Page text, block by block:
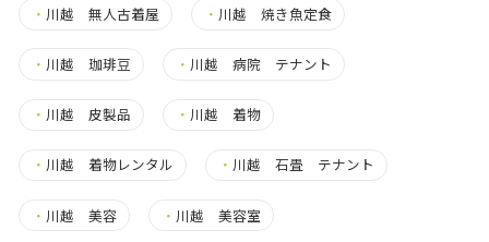
・ 川越 無人古着屋 ・ 川越 焼き魚定食
・ 川越 珈琲豆 ・ 川越 病院 テナント
・ 川越 皮製品 ・ 川越 着物
・ 川越 着物レンタル ・ 川越 石畳 テナント
・ 川越 美容 ・ 川越 美容室